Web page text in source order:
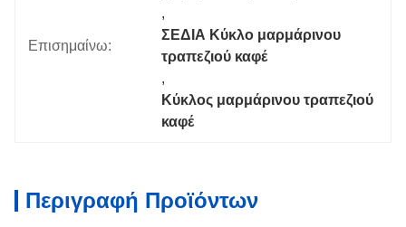
Επισημαίνω:
,
ΣΕΔΙΑ Κύκλο μαρμάρινου
τραπεζιού καφέ
,
Κύκλος μαρμάρινου τραπεζιού
καφέ
Περιγραφή Προϊόντων